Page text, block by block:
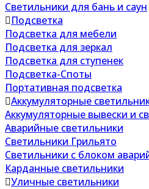
Светильники для бань и саун
Подсветка
Подсветка для мебели
Подсветка для зеркал
Подсветка для ступенек
Подсветка-Споты
Портативная подсветка
Аккумуляторные
Аккумуляторные вывески и
Аварийные светильники
Светильники Грильято
Светильники с блоком
Карданные светильники
Уличные светильники